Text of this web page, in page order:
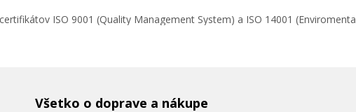
ISO 9001 (Quality Management System) a ISO 14001
Všetko o doprave a nákupe